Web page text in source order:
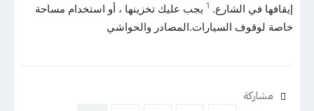
إيقافها في الشارع. 1 يجب عليك تخزينها ، أو استخدام مساحة
خاصة لوقوف السيارات.المصادر والحواشي
مشاركة